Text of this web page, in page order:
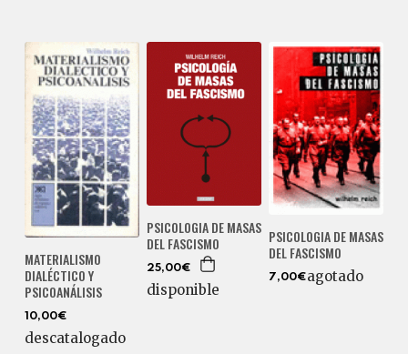
MATERIALISMO
DIALÉCTICO Y
PSICOANÁLISIS
10,00€
descatalogado
PSICOLOGIA DE MASAS
DEL FASCISMO
25,00€
disponible
PSICOLOGIA DE MASAS
DEL FASCISMO
7,00€agotado